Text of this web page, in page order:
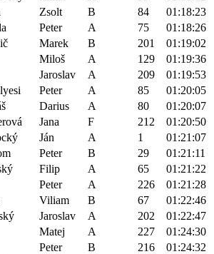
Zsolt B 84
01:18:23
Peter A 75
01:18:26
Marek B 201
01:19:02
Miloš A 129
01:19:36
Jaroslav A 209
01:19:53
Peter A 85
01:20:05
Darius A 80
01:20:07
Jana F 212
01:20:50
Ján A 1
01:21:07
Peter B 29
01:21:11
Filip A 65
01:21:22
Peter A 226
01:21:28
Viliam B 67
01:22:46
Jaroslav A 202
01:22:47
Matej A 227
01:24:30
Peter B 216
01:24:32